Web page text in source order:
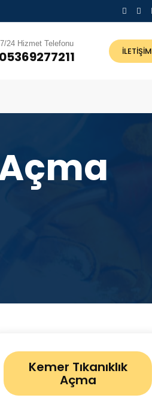
7/24 Hizmet Telefonu
05369277211 İLETİŞİM
Kemer Tıkanıklık
Açma